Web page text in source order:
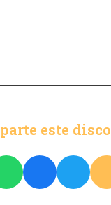
este disco